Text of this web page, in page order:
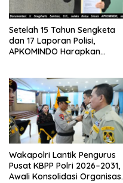
Setelah 15 Tahun Sengketa
dan 17 Laporan Polisi,
APKOMINDO Harapkan
K/TUN/2026
Wakapolri Lantik Pengurus
Pusat KBPP Polri 2026–2031,
Awali Konsolidasi Organisasi